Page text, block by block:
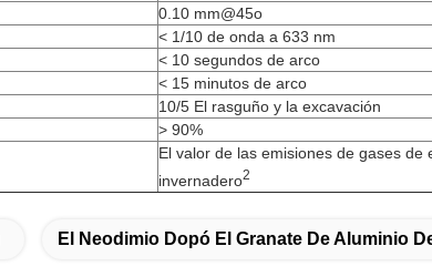
0.10 mm@45o
< 1/10 de onda a 633 nm
< 10 segundos de arco
< 15 minutos de arco
10/5 El rasguño y la excavación
> 90%
El valor de las emisiones de gases de
invernadero2
El Neodimio Dopó El Granate De Aluminio